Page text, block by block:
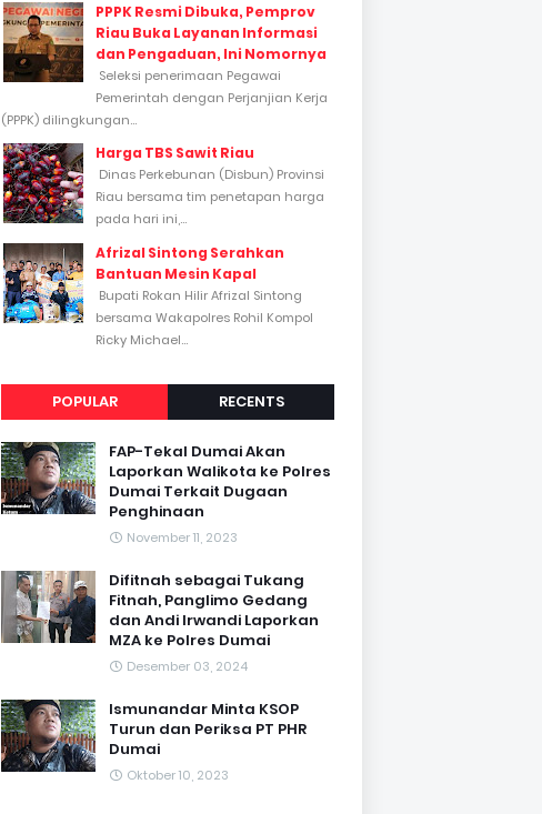
PPPK Resmi Dibuka, Pemprov
Riau Buka Layanan Informasi
dan Pengaduan, Ini Nomornya
Seleksi penerimaan Pegawai
Pemerintah dengan Perjanjian Kerja
(PPPK) dilingkungan...
Harga TBS Sawit Riau
Dinas Perkebunan (Disbun) Provinsi
Riau bersama tim penetapan harga
pada hari ini,...
Afrizal Sintong Serahkan
Bantuan Mesin Kapal
Bupati Rokan Hilir Afrizal Sintong
bersama Wakapolres Rohil Kompol
Ricky Michael...
POPULAR RECENTS
FAP-Tekal Dumai Akan
Laporkan Walikota ke Polres
Dumai Terkait Dugaan
Penghinaan
November 11, 2023
Difitnah sebagai Tukang
Fitnah, Panglimo Gedang
dan Andi Irwandi Laporkan
MZA ke Polres Dumai
Desember 03, 2024
Ismunandar Minta KSOP
Turun dan Periksa PT PHR
Dumai
Oktober 10, 2023